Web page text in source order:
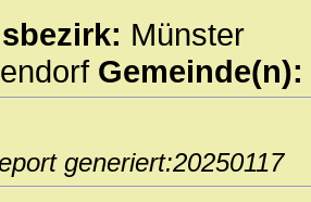
Münster
Gemeinde(n):